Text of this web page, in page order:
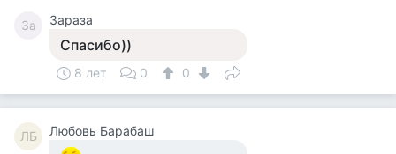
За Зараза
Спасибо))
8 лет 0 0
ЛБ Любовь Барабаш